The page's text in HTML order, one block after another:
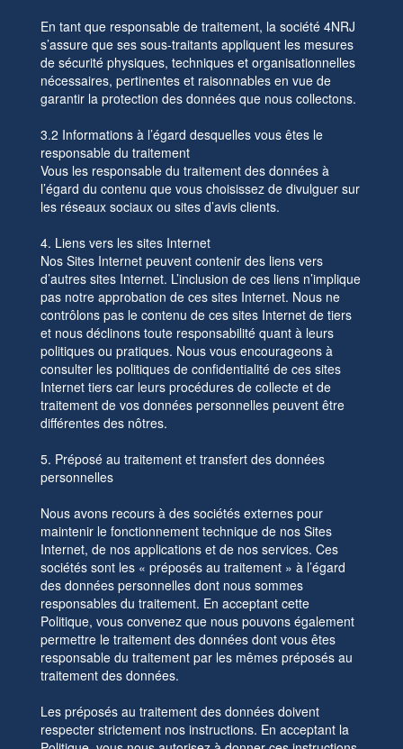
En tant que responsable de traitement, la société 4NRJ
s’assure que ses sous-traitants appliquent les mesures
de sécurité physiques, techniques et organisationnelles
nécessaires, pertinentes et raisonnables en vue de
garantir la protection des données que nous collectons.
3.2 Informations à l’égard desquelles vous êtes le
responsable du traitement
Vous les responsable du traitement des données à
l’égard du contenu que vous choisissez de divulguer sur
les réseaux sociaux ou sites d’avis clients.
4. Liens vers les sites Internet
Nos Sites Internet peuvent contenir des liens vers
d’autres sites Internet. L’inclusion de ces liens n’implique
pas notre approbation de ces sites Internet. Nous ne
contrôlons pas le contenu de ces sites Internet de tiers
et nous déclinons toute responsabilité quant à leurs
politiques ou pratiques. Nous vous encourageons à
consulter les politiques de confidentialité de ces sites
Internet tiers car leurs procédures de collecte et de
traitement de vos données personnelles peuvent être
différentes des nôtres.
5. Préposé au traitement et transfert des données
personnelles
Nous avons recours à des sociétés externes pour
maintenir le fonctionnement technique de nos Sites
Internet, de nos applications et de nos services. Ces
sociétés sont les « préposés au traitement » à l’égard
des données personnelles dont nous sommes
responsables du traitement. En acceptant cette
Politique, vous convenez que nous pouvons également
permettre le traitement des données dont vous êtes
responsable du traitement par les mêmes préposés au
traitement des données.
Les préposés au traitement des données doivent
respecter strictement nos instructions. En acceptant la